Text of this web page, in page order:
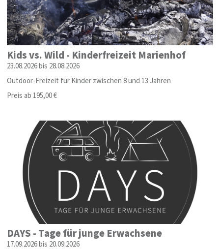
Kids vs. Wild - Kinderfreizeit Marienhof
23.08.2026 bis 28.08.2026
Outdoor-Freizeit für Kinder zwischen 8 und 13 Jahren
Preis ab 195,00 €
DAYS - Tage für junge Erwachsene
17.09.2026 bis 20.09.2026